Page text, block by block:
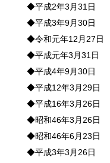
◆平成2年3月31日
◆平成3年9月30日
◆令和元年12月27日
◆平成元年3月31日
◆平成4年9月30日
◆平成12年3月29日
◆平成16年3月26日
◆昭和46年3月26日
◆昭和46年6月23日
◆平成3年3月26日